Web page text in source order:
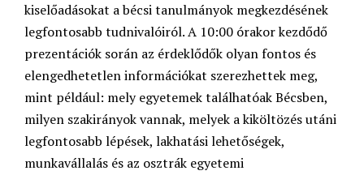
kiselőadásokat a bécsi tanulmányok megkezdésének
legfontosabb tudnivalóiról. A 10:00 órakor kezdődő
prezentációk során az érdeklődők olyan fontos és
elengedhetetlen információkat szerezhettek meg,
mint például: mely egyetemek találhatóak Bécsben,
milyen szakirányok vannak, melyek a kiköltözés utáni
legfontosabb lépések, lakhatási lehetőségek,
munkavállalás és az osztrák egyetemi